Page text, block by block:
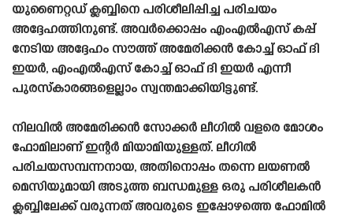
യുണൈറ്റഡ് ക്ലബ്ബിനെ പരിശീലിപ്പിച്ച പരിചയം
അദ്ദേഹത്തിനുണ്ട്. അവർക്കൊപ്പം എംഎൽഎസ് കപ്പ്
നേടിയ അദ്ദേഹം സൗത്ത് അമേരിക്കൻ കോച്ച് ഓഫ് ദി
ഇയർ, എംഎൽഎസ് കോച്ച് ഓഫ് ദി ഇയർ എന്നീ
പുരസ്‌കാരങ്ങളെല്ലാം സ്വന്തമാക്കിയിട്ടുണ്ട്.
നിലവിൽ അമേരിക്കൻ സോക്കർ ലീഗിൽ വളരെ മോശം
ഫോമിലാണ് ഇന്റർ മിയാമിയുള്ളത്. ലീഗിൽ
പരിചയസമ്പന്നനായ, അതിനൊപ്പം തന്നെ ലയണൽ
മെസിയുമായി അടുത്ത ബന്ധമുള്ള ഒരു പരിശീലകൻ
ക്ലബ്ബിലേക്ക് വരുന്നത് അവരുടെ ഇപ്പോഴത്തെ ഫോമിൽ